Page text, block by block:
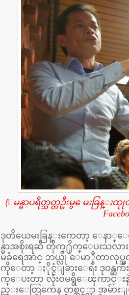
(ျမန္မာပရိတ္သတ္တဦးမွ ေမး
ဒုတိယေမးခြန္းကေတာ့ ေန
န္မာအစိုးရဆီ တိုက္႐ိုက္ေပးသလ
မခံရေအာင္ ဘယ္လို ေမာ္နီတာလုပ္သ
ကိုေတာ့ ႏိုင္ငံျခားေရး ဒုဝန္ႀ
က္ေပးတာ လုံးဝမရွိေၾကာင္းနဲ
ည္းေတြကေန တစ္ဆင့္သာ အမ်ား